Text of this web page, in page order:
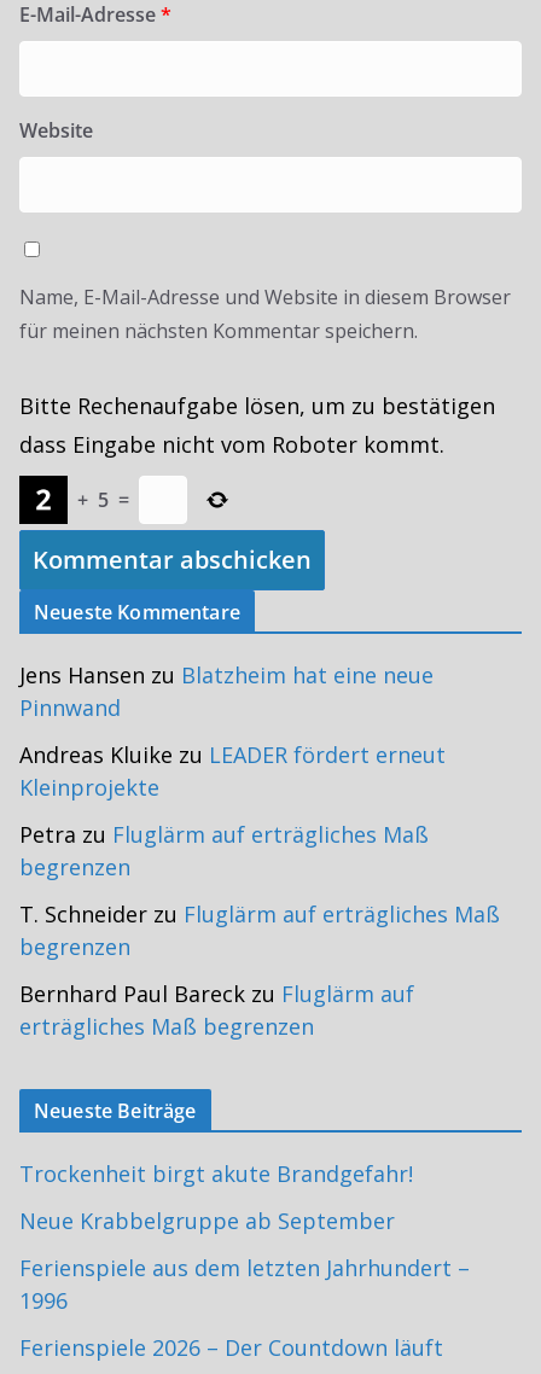
E-Mail-Adresse*
Website
Name, E-Mail-Adresse und Website in diesem Browser
für meinen nächsten Kommentar speichern.
Bitte Rechenaufgabe lösen, um zu bestätigen
dass Eingabe nicht vom Roboter kommt.
+ 5 =
Neueste Kommentare
Jens Hansen zu Blatzheim hat eine neue
Pinnwand
Andreas Kluike zu LEADER fördert erneut
Kleinprojekte
Petra zu Fluglärm auf erträgliches Maß
begrenzen
T. Schneider zu Fluglärm auf erträgliches Maß
begrenzen
Bernhard Paul Bareck zu Fluglärm auf
erträgliches Maß begrenzen
Neueste Beiträge
Trockenheit birgt akute Brandgefahr!
Neue Krabbelgruppe ab September
Ferienspiele aus dem letzten Jahrhundert –
1996
Ferienspiele 2026 – Der Countdown läuft